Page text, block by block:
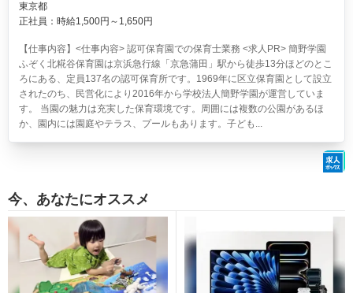
東京都
正社員：時給1,500円～1,650円
【仕事内容】<仕事内容> 認可保育園での保育士業務 <求人PR> 簡野学園
ふぞく北糀谷保育園は京浜急行線「京急蒲田」駅から徒歩13分ほどのとこ
ろにある、定員137名の認可保育所です。1969年に区立保育園として設立
されたのち、民営化により2016年から学校法人簡野学園が運営していま
す。 当園の魅力は充実した保育環境です。周囲には複数の公園があるほ
か、園内には園庭やテラス、プールもあります。子ども...
今、あなたにオススメ